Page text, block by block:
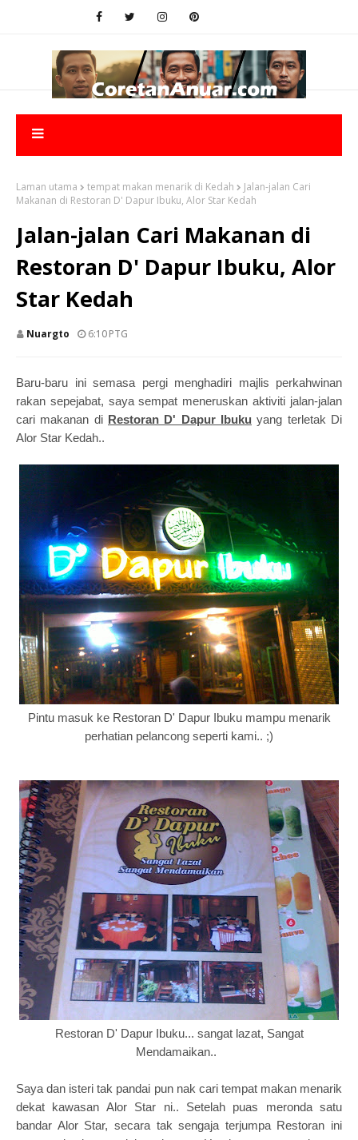
Laman utama tempat makan menarik di Kedah
Jalan-jalan Cari
Makanan di Restoran D' Dapur Ibuku, Alor Star Kedah
Jalan-jalan Cari Makanan di
Restoran D' Dapur Ibuku, Alor
Star Kedah
Nuargto 6:10 PTG
Baru-baru ini semasa pergi menghadiri majlis perkahwinan
rakan sepejabat, saya sempat meneruskan aktiviti jalan-jalan
cari makanan di Restoran D' Dapur Ibuku yang terletak Di
Alor Star Kedah..
Pintu masuk ke Restoran D' Dapur Ibuku mampu menarik
perhatian pelancong seperti kami.. ;)
Restoran D' Dapur Ibuku... sangat lazat, Sangat
Mendamaikan..
Saya dan isteri tak pandai pun nak cari tempat makan menarik
dekat kawasan Alor Star ni.. Setelah puas meronda satu
bandar Alor Star, secara tak sengaja terjumpa Restoran ini